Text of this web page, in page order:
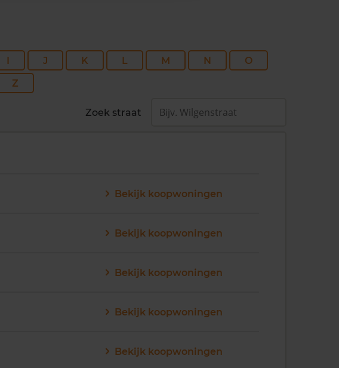
I J K L M N
O
Z
Zoek straat
Bekijk koopwoningen
Bekijk koopwoningen
Bekijk koopwoningen
Bekijk koopwoningen
Bekijk koopwoningen